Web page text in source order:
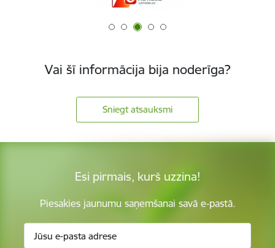
Vai šī informācija bija noderīga?
Sniegt atsauksmi
Esi pirmais, kurš uzzina!
Piesakies jaunumu saņemšanai savā e-pastā.